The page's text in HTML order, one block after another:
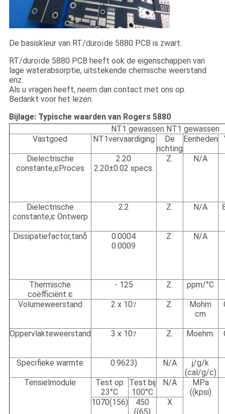
De basiskleur van RT/duroïde 5880 PCB is zwart.
RT/duroïde 5880 PCB heeft ook de eigenschappen van
lage waterabsorptie, uitstekende chemische weerstand
enz.
Als u vragen heeft, neem dan contact met ons op.
Bedankt voor het lezen.
Bijlage: Typische waarden van Rogers 5880
NT1 gewassen NT1 gewassen
Vastgoed
NT1vervaardiging
De
richting
Eenheden
Dielectrische
constante,εProces
2.20
2.20±0.02 specs.
Z. N/A
Dielectrische
constante,ε Ontwerp
2.2 Z. N/A
Dissipatiefactor,tanδ
0.0004
0.0009
Z. N/A
Thermische
coëfficiënt ε
- 125 Z. ppm/°C
Volumeweerstand 2 x 107 Z.
Mohm
cm
Oppervlakteweerstand 3 x 107 Z. Moehm.
Specifieke warmte 0.9623) N/A
j/g/k
(cal/g/c)
Tensielmodule
Test op
23°C
Test bij
100°C
N/A
MPa
((kpsi)
1070(156)
450
((65)
X